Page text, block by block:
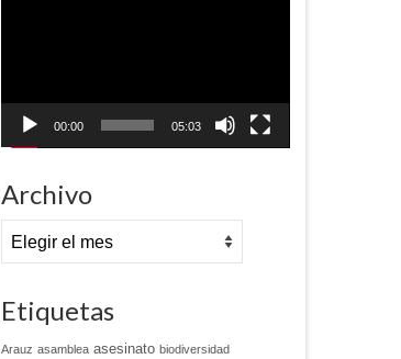
00:00 05:03
Archivo
Archivo
Etiquetas
Arauz asamblea asesinato biodiversidad